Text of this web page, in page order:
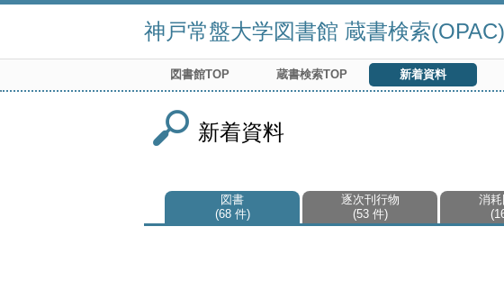
神戸常盤大学図書館 蔵書検索(OPAC)
図書館TOP 蔵書検索TOP 新着資料
新着資料
図書
68 件
逐次刊行物
53 件
消